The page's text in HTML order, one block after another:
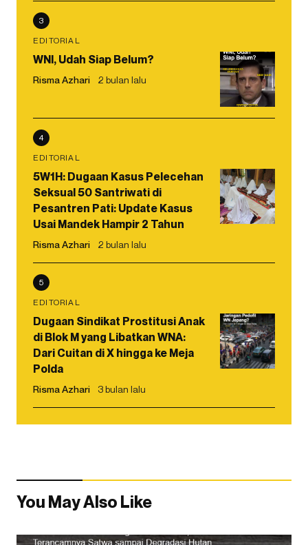
3
EDITORIAL
WNI, Udah Siap Belum?
Risma Azhari 2 bulan lalu
4
EDITORIAL
5W1H: Dugaan Kasus Pelecehan
Seksual 50 Santriwati di
Pesantren Pati: Update Kasus
Usai Mandek Hampir 2 Tahun
Risma Azhari 2 bulan lalu
5
EDITORIAL
Dugaan Sindikat Prostitusi Anak
di Blok M yang Libatkan WNA:
Dari Cuitan di X hingga ke Meja
Polda
Risma Azhari 3 bulan lalu
You May Also Like